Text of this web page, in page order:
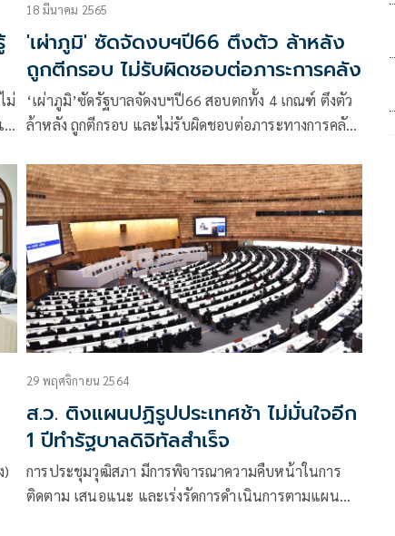
ม่
ต่
18 มีนาคม 2565
'เผ่าภูมิ' ซัดจัดงบฯปี66 ตึงตัว ล้าหลัง
ถูกตีกรอบ ไม่รับผิดชอบต่อภาระการคลัง
‘เผ่าภูมิ’ซัดรัฐบาลจัดงบฯปี66 สอบตกทั้ง 4 เกณฑ์ ตึงตัว
ล้าหลัง ถูกตีกรอบ และไม่รับผิดชอบต่อภาระทางการคลัง
)
29 พฤศจิกายน 2564
ส.ว. ติงแผนปฏิรูปประเทศช้า ไม่มั่นใจอีก
1 ปีทำรัฐบาลดิจิทัลสำเร็จ
การประชุมวุฒิสภา มีการพิจารณาความคืบหน้าในการ
ติดตาม เสนอแนะ และเร่งรัดการดำเนินการตามแผน